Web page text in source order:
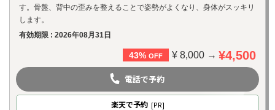
す。骨盤、背中の歪みを整えることで姿勢がよくなり、身体がスッキリ
します。
有効期限 : 2026年08月31日
43% OFF ¥ 8,000 → ¥4,500
電話で予約
楽天で予約 [PR]